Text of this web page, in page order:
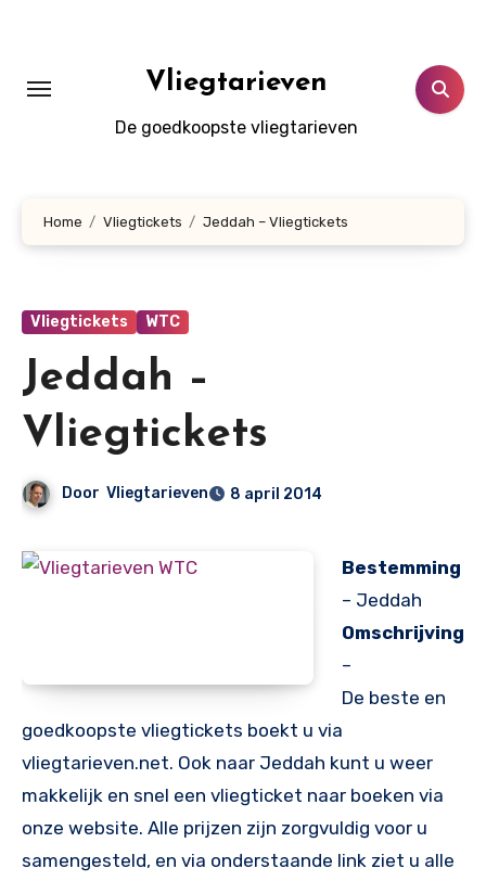
Vliegtarieven
De goedkoopste vliegtarieven
Home Vliegtickets Jeddah – Vliegtickets
Vliegtickets WTC
Jeddah –
Vliegtickets
Door Vliegtarieven 8 april 2014
Bestemming
– Jeddah
Omschrijving
–
De beste en
goedkoopste vliegtickets boekt u via
vliegtarieven.net. Ook naar Jeddah kunt u weer
makkelijk en snel een vliegticket naar boeken via
onze website. Alle prijzen zijn zorgvuldig voor u
samengesteld, en via onderstaande link ziet u alle